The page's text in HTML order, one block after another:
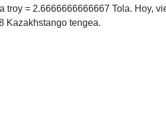
troy = 2.6666666666667 Tola. Hoy,
Kazakhstango tengea.